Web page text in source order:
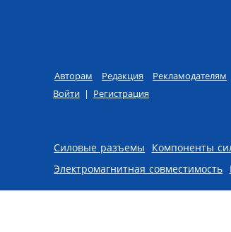
Авторам Редакция Рекламодателям
Войти | Регистрация
Skip to content
Силовые разъемы Компоненты
Электромагнитная совместимость